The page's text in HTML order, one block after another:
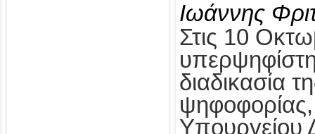
Ιωάννης
Στις 10
διαδικασία
Υπουργείου